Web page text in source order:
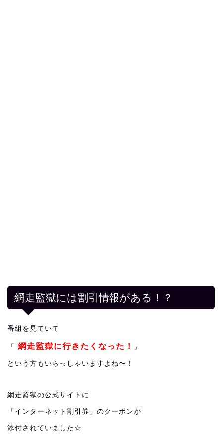
網走監獄には割引情報がある！？
番組を見ていて
「 網走監獄に行きたくなった！ 」
という方もいらっしゃいますよね〜！
網走監獄の公式サイトに
「インターネット割引券」のクーポンが
添付されていました☆